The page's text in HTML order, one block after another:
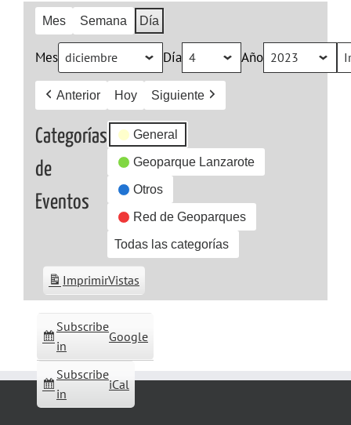
Mes Semana Día
Mes Día Año
Anterior Hoy Siguiente
Categorías
de
Eventos
General
Geoparque Lanzarote
Otros
Red de Geoparques
Todas las categorías
Subscribe
in
Google
Subscribe
in
iCal
ImprimirVistas